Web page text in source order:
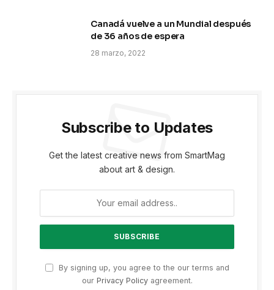
Canadá vuelve a un Mundial después
de 36 años de espera
28 marzo, 2022
Subscribe to Updates
Get the latest creative news from SmartMag
about art & design.
By signing up, you agree to the our terms and
our Privacy Policyagreement.